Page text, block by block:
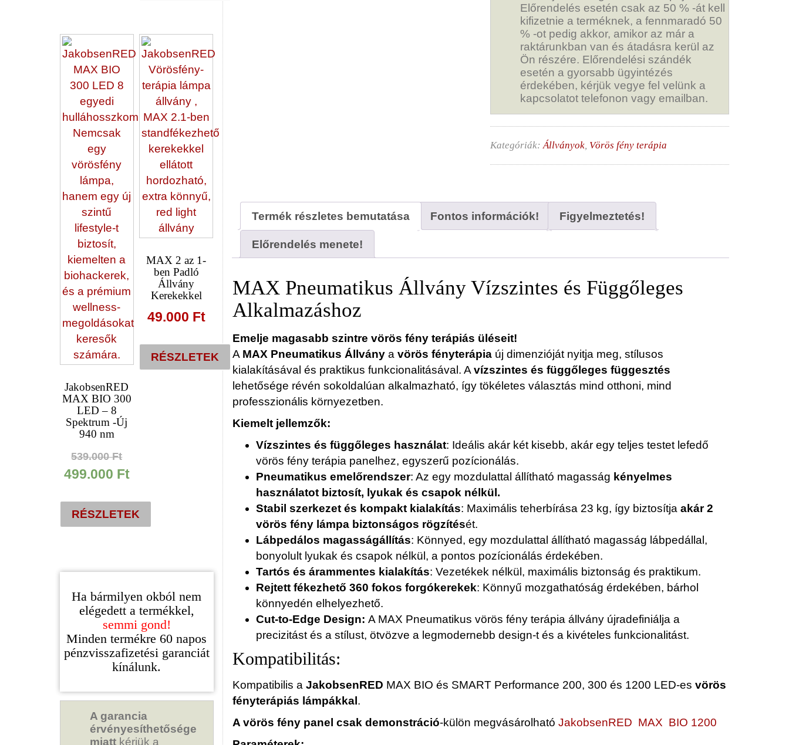
Előrendelés esetén csak az 50 % -át kell
kifizetnie a terméknek, a fennmaradó 50
% -ot pedig akkor, amikor az már a
raktárunkban van és átadásra kerül az
Ön részére. Előrendelési szándék
esetén a gyorsabb ügyintézés
érdekében, kérjük vegye fel velünk a
kapcsolatot telefonon vagy emailban.
Kategóriák:Állványok, Vörös fény terápia
Termék részletes bemutatása Fontos információk! Figyelmeztetés!
Előrendelés menete!
MAX Pneumatikus Állvány Vízszintes és Függőleges
Alkalmazáshoz
Emelje magasabb szintre vörös fény terápiás üléseit!
A MAX Pneumatikus Állványa vörös fényterápiaúj dimenzióját nyitja meg, stílusos
kialakításával és praktikus funkcionalitásával. Avízszintes és függőleges függesztés
lehetősége révén sokoldalúan alkalmazható, így tökéletes választás mind otthoni, mind
professzionális környezetben.
Kiemelt jellemzők:
Vízszintes és függőleges használat: Ideális akár két kisebb, akár egy teljes testet lefedő
vörös fény terápia panelhez, egyszerű pozícionálás.
Pneumatikus emelőrendszer: Az egy mozdulattal állítható magasság kényelmes
használatot biztosít, lyukak és csapok nélkül.
Stabil szerkezet és kompakt kialakítás: Maximális teherbírása 23 kg, így biztosítja akár 2
vörös fény lámpa biztonságos rögzítését.
Lábpedálos magasságállítás: Könnyed, egy mozdulattal állítható magasság lábpedállal,
bonyolult lyukak és csapok nélkül, a pontos pozícionálás érdekében.
Tartós és árammentes kialakítás: Vezetékek nélkül, maximális biztonság és praktikum.
Rejtett fékezhető 360 fokos forgókerekek: Könnyű mozgathatóság érdekében, bárhol
könnyedén elhelyezhető.
Cut-to-Edge Design: A MAX Pneumatikus vörös fény terápia állvány újradefiniálja a
precizitást és a stílust, ötvözve a legmodernebb design-t és a kivételes funkcionalitást.
Kompatibilitás:
Kompatibilis a JakobsenRED MAX BIO és SMART Performance 200, 300 és 1200 LED-es vörös
fényterápiás lámpákkal .
A vörös fény panel csak demonstráció-külön megvásárolható JakobsenRED MAX BIO 1200
JakobsenRED
MAX BIO 300
LED – 8
Spektrum -Új
940 nm
539.000FtOriginal
price
539.000 Ft.
499.000 FtCurrent
is:
499.000 Ft.
RÉSZLETEK
MAX 2 az 1-
ben Padló
Állvány
Kerekekkel
49.000 Ft
RÉSZLETEK
terméknek
variációja
változatok
termékoldalon
választhatók
Ha bármilyen okból nem
elégedett a termékkel,
semmi gond!
Minden termékre 60 napos
pénzvisszafizetési garanciát
kínálunk.
A garancia
érvényesíthetősége
miatt kérjük a